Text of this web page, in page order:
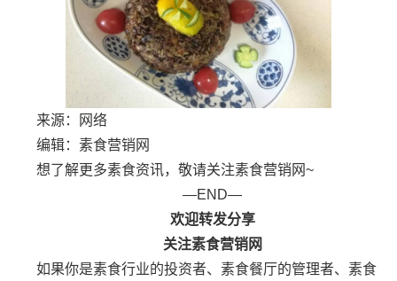
来源：网络
编辑：素食营销网
想了解更多素食资讯，敬请关注素食营销网~
—END—
欢迎转发分享
关注素食营销网
如果你是素食行业的投资者、素食餐厅的管理者、素食